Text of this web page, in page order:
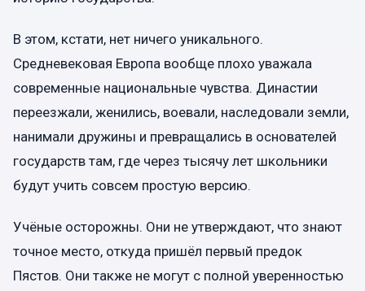
В этом, кстати, нет ничего уникального.
Средневековая Европа вообще плохо уважала
современные национальные чувства. Династии
переезжали, женились, воевали, наследовали земли,
нанимали дружины и превращались в основателей
государств там, где через тысячу лет школьники
будут учить совсем простую версию.
Учёные осторожны. Они не утверждают, что знают
точное место, откуда пришёл первый предок
Пястов. Они также не могут с полной уверенностью